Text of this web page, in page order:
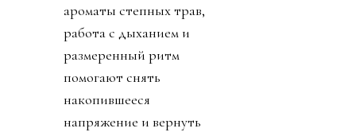
ароматы степных трав,
работа с дыханием и
размеренный ритм
помогают снять
накопившееся
напряжение и вернуть